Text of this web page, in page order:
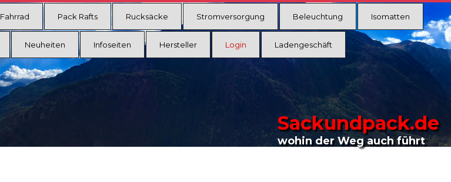
Fahrrad Pack Rafts Rucksäcke Stromversorgung Beleuchtung Isomatten
Neuheiten Infoseiten Hersteller Login Ladengeschäft
Sackundpack.de
wohin der Weg auch führt